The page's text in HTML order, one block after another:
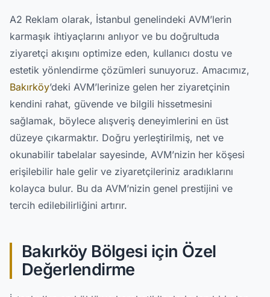
A2 Reklam olarak, İstanbul genelindeki AVM’lerin
karmaşık ihtiyaçlarını anlıyor ve bu doğrultuda
ziyaretçi akışını optimize eden, kullanıcı dostu ve
estetik yönlendirme çözümleri sunuyoruz. Amacımız,
Bakırköy’deki AVM’lerinize gelen her ziyaretçinin
kendini rahat, güvende ve bilgili hissetmesini
sağlamak, böylece alışveriş deneyimlerini en üst
düzeye çıkarmaktır. Doğru yerleştirilmiş, net ve
okunabilir tabelalar sayesinde, AVM’nizin her köşesi
erişilebilir hale gelir ve ziyaretçileriniz aradıklarını
kolayca bulur. Bu da AVM’nizin genel prestijini ve
tercih edilebilirliğini artırır.
Bakırköy Bölgesi için Özel
Değerlendirme